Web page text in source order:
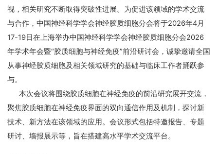
视，相关研究不断取得突破性进展。为促进该领域的学术交流
与合作，中国神经科学学会神经胶质细胞分会将于2026年4月
17-19日在上海举办中国神经科学学会神经胶质细胞分会2026
年学术年会暨“胶质细胞与神经免疫”前沿研讨会，诚挚邀请全国
从事神经胶质细胞及相关领域研究的基础与临床工作者踊跃参
与。
本次会议将围绕胶质细胞在神经免疫的前沿研究展开交流，
聚焦胶质细胞在神经免疫界面的双向通信作用及机制，探讨新
技术、新方法在该领域的应用。会议形式包括特邀报告、专题
研讨、墙报展示等，旨在搭建高水平学术交流平台。